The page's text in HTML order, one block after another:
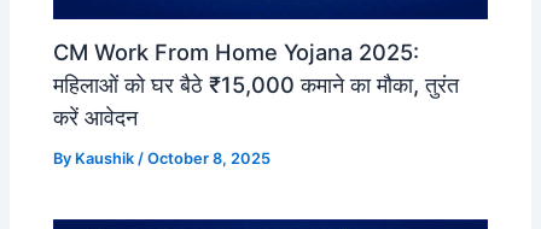
CM Work From Home Yojana 2025:
महिलाओं को घर बैठे ₹15,000 कमाने का मौका, तुरंत
करें आवेदन
By Kaushik/October 8, 2025